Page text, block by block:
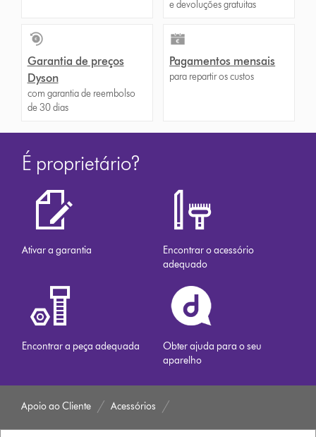
e devoluções gratuitas
Garantia de preços
Dyson
com garantia de reembolso
de 30 dias
Pagamentos mensais
para repartir os custos
É proprietário?
Ativar a garantia
Encontrar o acessório
adequado
Encontrar a peça adequada
Obter ajuda para o seu
aparelho
Apoio ao Cliente Acessórios